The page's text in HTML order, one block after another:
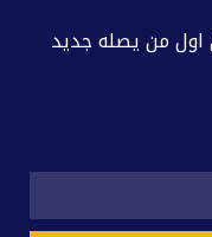
اول من يصله جديد